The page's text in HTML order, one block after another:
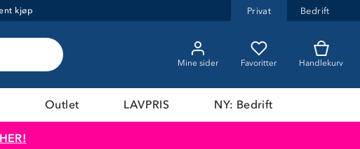
kjøp Privat Bedrift
Mine sider Favoritter Handlekurv
Outlet LAVPRIS NY: Bedrift
HER!